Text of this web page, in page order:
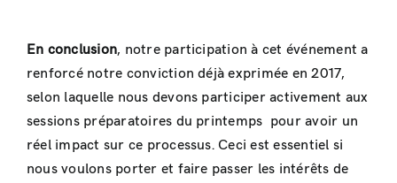
En conclusion, notre participation à cet événement a
renforcé notre conviction déjà exprimée en 2017,
selon laquelle nous devons participer activement aux
sessions préparatoires du printemps pour avoir un
réel impact sur ce processus. Ceci est essentiel si
nous voulons porter et faire passer les intérêts de